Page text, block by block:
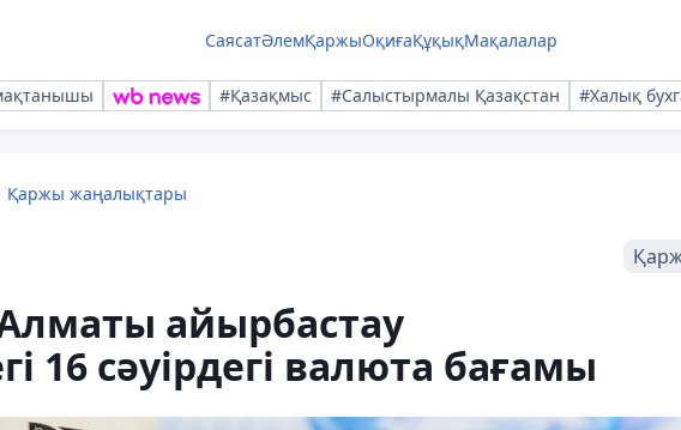
СаясатӘлемҚаржыОқиғаҚұқықМақалалар
#Қазақмыс #Салыстырмалы Қазақстан #Халық
Қаржы жаңалықтары
айырбастау
16 сәуірдегі валюта бағамы